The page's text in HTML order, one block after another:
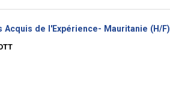
de l'Expérience- Mauritanie (H/F)